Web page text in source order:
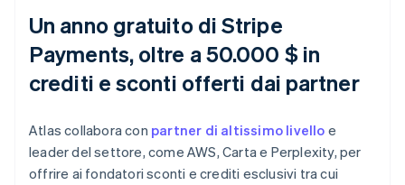
Un anno gratuito di Stripe
Payments, oltre a 50.000 $ in
crediti e sconti offerti dai partner
Atlas collabora con partner di altissimo livello e
leader del settore, come AWS, Carta e Perplexity, per
offrire ai fondatori sconti e crediti esclusivi tra cui